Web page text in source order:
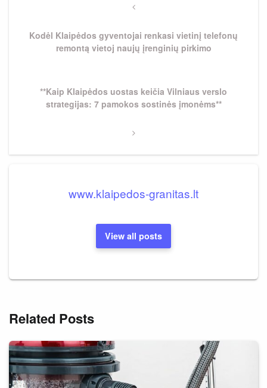
Previous
Kodėl Klaipėdos gyventojai renkasi vietinį telefonų
remontą vietoj naujų įrenginių pirkimo
Next
Post
**Kaip Klaipėdos uostas keičia Vilniaus verslo
strategijas: 7 pamokos sostinės įmonėms**
www.klaipedos-granitas.lt
View all posts
Related Posts